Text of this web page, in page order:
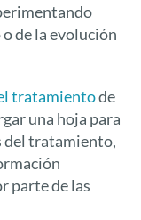
de la evolución
tratamientode
una hoja para
del tratamiento,
parte de las